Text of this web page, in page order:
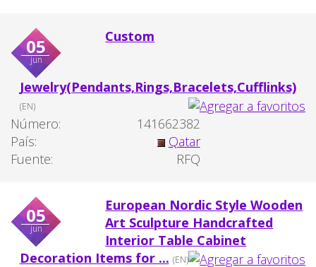
05
jun
Custom
Jewelry(Pendants,Rings,Bracelets,Cufflinks)
(EN)
Número:
141662382
País:
Qatar
Fuente:
RFQ
05
jun
European Nordic Style Wooden
Art Sculpture Handcrafted
Interior Table Cabinet
Decoration Items for ... (EN)